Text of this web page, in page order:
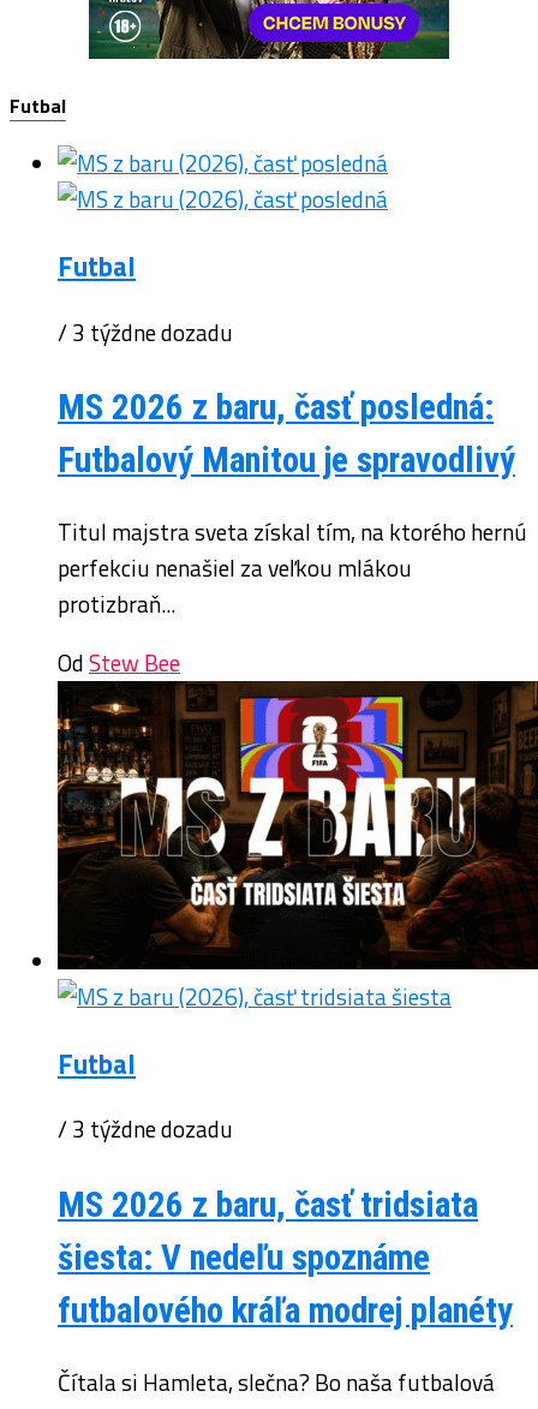
Futbal
Futbal
/ 3 týždne dozadu
MS 2026 z baru, časť posledná:
Futbalový Manitou je spravodlivý
Titul majstra sveta získal tím, na ktorého hernú
perfekciu nenašiel za veľkou mlákou
protizbraň...
OdStew Bee
Futbal
/ 3 týždne dozadu
MS 2026 z baru, časť tridsiata
šiesta: V nedeľu spoznáme
futbalového kráľa modrej planéty
Čítala si Hamleta, slečna? Bo naša futbalová